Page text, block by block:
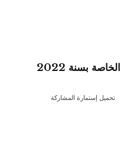
بسنة 2022
تحميل إستمارة المشاركة